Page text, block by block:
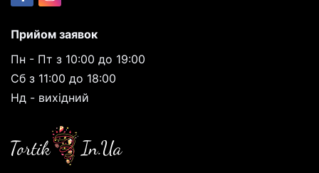
Прийом заявок
Пн - Пт з 10:00 до 19:00
Сб з 11:00 до 18:00
Нд - вихідний